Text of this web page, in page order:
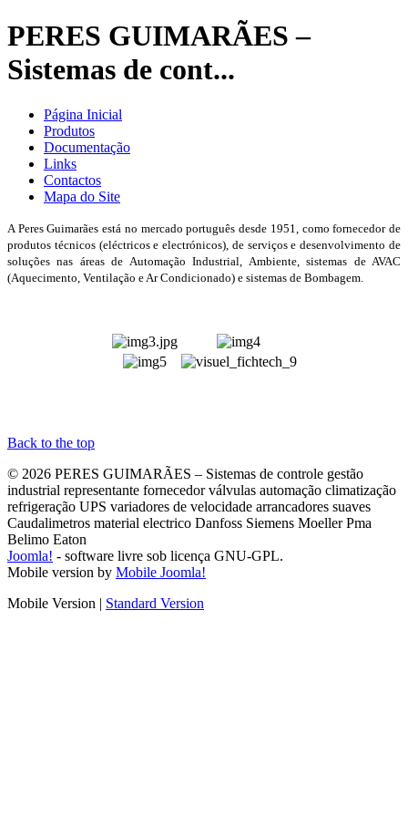
PERES GUIMARÃES –
Sistemas de cont...
Página Inicial
Produtos
Documentação
Links
Contactos
Mapa do Site
A Peres Guimarães está no mercado português desde 1951, como fornecedor de
produtos técnicos (eléctricos e electrónicos), de serviços e desenvolvimento de
soluções nas áreas de Automação Industrial, Ambiente, sistemas de AVAC
(Aquecimento, Ventilação e Ar Condicionado) e sistemas de Bombagem.
Back to the top
© 2026 PERES GUIMARÃES – Sistemas de controle gestão
industrial representante fornecedor válvulas automação climatização
refrigeração UPS variadores de velocidade arrancadores suaves
Caudalimetros material electrico Danfoss Siemens Moeller Pma
Belimo Eaton
Joomla! - software livre sob licença GNU-GPL.
Mobile version by Mobile Joomla!
Mobile Version | Standard Version